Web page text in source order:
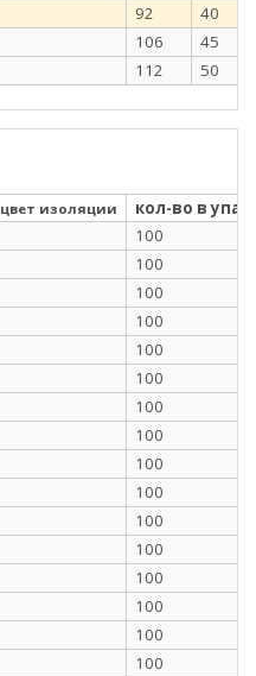
92 40
106 45
112 50
цвет изоляции кол-во в
100
100
100
100
100
100
100
100
100
100
100
100
100
100
100
100